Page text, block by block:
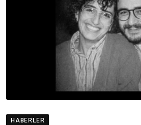
HABERLER